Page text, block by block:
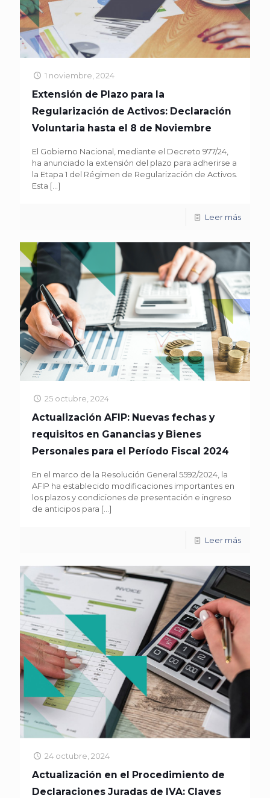
1 noviembre, 2024
Extensión de Plazo para la
Regularización de Activos: Declaración
Voluntaria hasta el 8 de Noviembre
El Gobierno Nacional, mediante el Decreto 977/24,
ha anunciado la extensión del plazo para adherirse a
la Etapa 1 del Régimen de Regularización de Activos.
Esta […]
Leer más
25 octubre, 2024
Actualización AFIP: Nuevas fechas y
requisitos en Ganancias y Bienes
Personales para el Período Fiscal 2024
En el marco de la Resolución General 5592/2024, la
AFIP ha establecido modificaciones importantes en
los plazos y condiciones de presentación e ingreso
de anticipos para […]
Leer más
24 octubre, 2024
Actualización en el Procedimiento de
Declaraciones Juradas de IVA: Claves